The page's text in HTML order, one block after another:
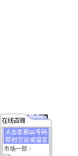
市场一部：